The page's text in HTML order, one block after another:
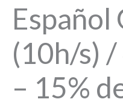
Español
(10h/s) /
– 15%